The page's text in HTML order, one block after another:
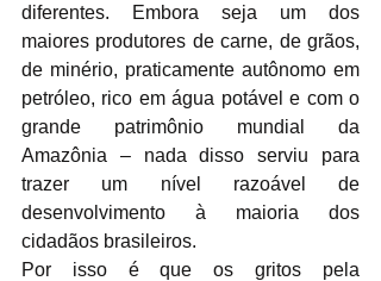
diferentes. Embora seja um dos
maiores produtores de carne, de grãos,
de minério, praticamente autônomo em
petróleo, rico em água potável e com o
grande patrimônio mundial da
Amazônia – nada disso serviu para
trazer um nível razoável de
desenvolvimento à maioria dos
cidadãos brasileiros.
Por isso é que os gritos pela